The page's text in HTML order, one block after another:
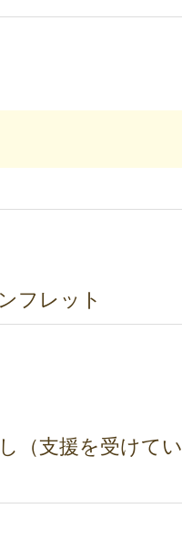
フレット
（支援を受けてい